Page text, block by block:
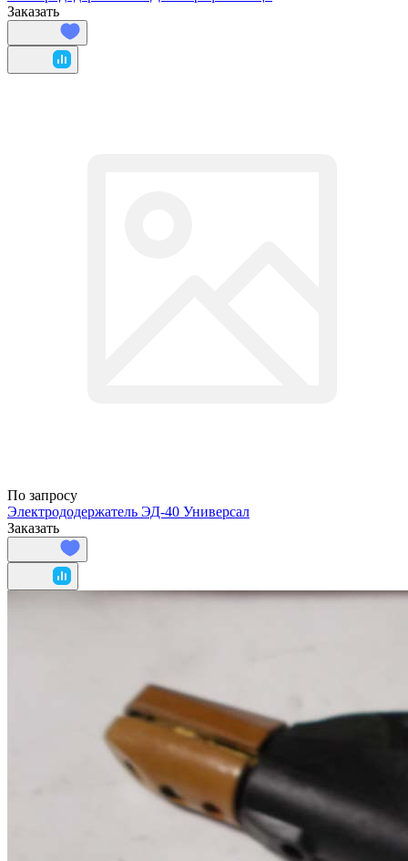
Заказать
По запросу
Электрододержатель ЭД-40 Универсал
Заказать